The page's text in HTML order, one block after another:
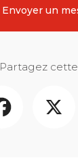
Envoyer un
Partagez